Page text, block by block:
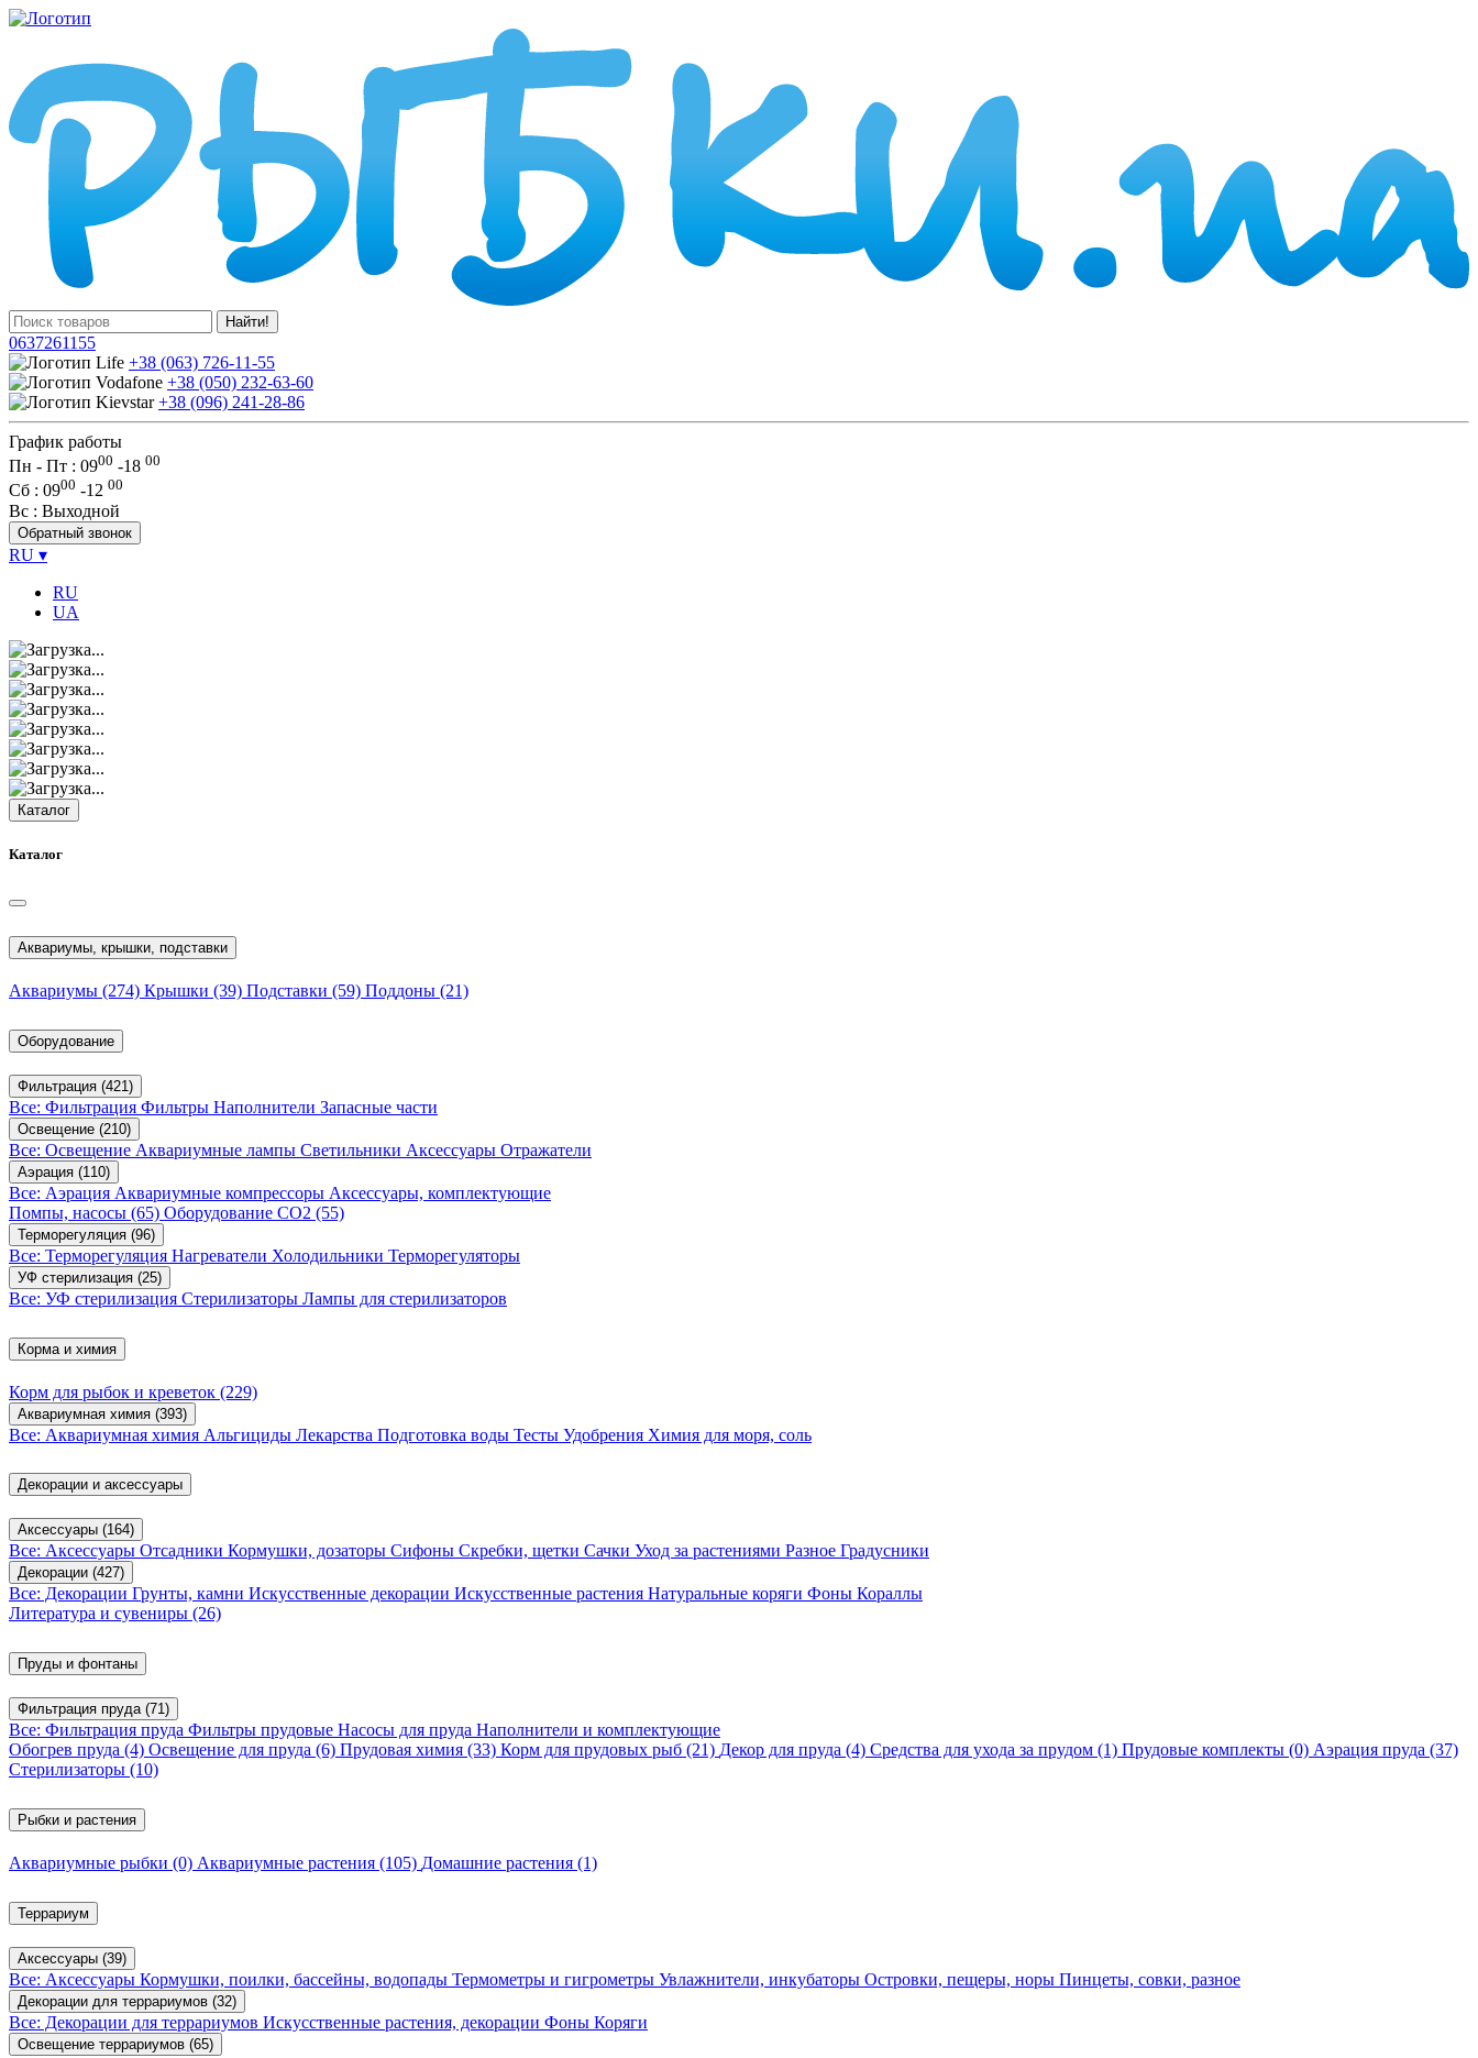
Найти!
0637261155
+38 (063) 726-11-55
+38 (050) 232-63-60
+38 (096) 241-28-86
График работы
Пн - Пт : 0900 -18 00
Сб : 0900 -12 00
Вс : Выходной
Обратный звонок
RU ▾
RU
UA
Каталог
Каталог
Аквариумы, крышки, подставки
Аквариумы (274) Крышки (39) Подставки (59) Поддоны (21)
Оборудование
Фильтрация (421)
Все: Фильтрация Фильтры Наполнители Запасные части
Освещение (210)
Все: Освещение Аквариумные лампы Светильники Аксессуары Отражатели
Аэрация (110)
Все: Аэрация Аквариумные компрессоры Аксессуары, комплектующие
Помпы, насосы (65) Оборудование CO2 (55)
Терморегуляция (96)
Все: Терморегуляция Нагреватели Холодильники Терморегуляторы
УФ стерилизация (25)
Все: УФ стерилизация Стерилизаторы Лампы для стерилизаторов
Корма и химия
Корм для рыбок и креветок (229)
Аквариумная химия (393)
Все: Аквариумная химия Альгициды Лекарства Подготовка воды Тесты Удобрения Химия для моря, соль
Декорации и аксессуары
Аксессуары (164)
Все: Аксессуары Отсадники Кормушки, дозаторы Сифоны Скребки, щетки Сачки Уход за растениями Разное Градусники
Декорации (427)
Все: Декорации Грунты, камни Искусственные декорации Искусственные растения Натуральные коряги Фоны Кораллы
Литература и сувениры (26)
Пруды и фонтаны
Фильтрация пруда (71)
Все: Фильтрация пруда Фильтры прудовые Насосы для пруда Наполнители и комплектующие
Обогрев пруда (4) Освещение для пруда (6) Прудовая химия (33) Корм для прудовых рыб (21) Декор для пруда (4) Средства для ухода за прудом (1) Прудовые комплекты (0) Аэрация пруда (37)
Стерилизаторы (10)
Рыбки и растения
Аквариумные рыбки (0) Аквариумные растения (105) Домашние растения (1)
Террариум
Аксессуары (39)
Все: Аксессуары Кормушки, поилки, бассейны, водопады Термометры и гигрометры Увлажнители, инкубаторы Островки, пещеры, норы Пинцеты, совки, разное
Декорации для террариумов (32)
Все: Декорации для террариумов Искусственные растения, декорации Фоны Коряги
Освещение террариумов (65)